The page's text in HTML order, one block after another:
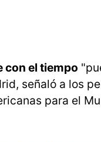
con el tiempo
señaló a los
para el